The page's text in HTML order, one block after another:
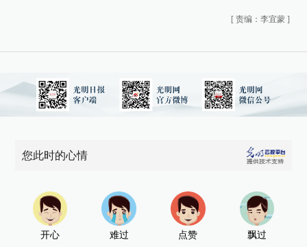
[ 责编：李宜蒙 ]
您此时的心情
开心 难过 点赞 飘过